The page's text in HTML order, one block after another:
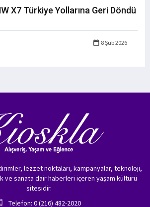
X7 Türkiye Yollarına Geri Döndü
8 Şub 2026
lezzet noktaları, kampanyalar, teknoloji,
ve sanata dair haberleri içeren yaşam kültürü
sitesidir.
Telefon: 0 (216) 482-2020